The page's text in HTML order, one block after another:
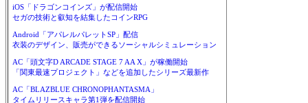
iOS「ドラゴンコインズ」が配信開始
セガの技術と叡知を結集したコインRPG
Android「アパレルパレットSP」配信
衣装のデザイン、販売ができるソーシャルシミュレーション
AC「頭文字D ARCADE STAGE 7 AA X」が稼働開始
「関東最速プロジェクト」などを追加したシリーズ最新作
AC「BLAZBLUE CHRONOPHANTASMA」
タイムリリースキャラ第1弾を配信開始